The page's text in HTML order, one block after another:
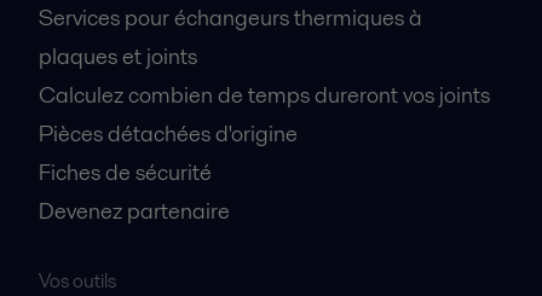
Services pour échangeurs thermiques à
plaques et joints
Calculez combien de temps dureront vos joints
Pièces détachées d'origine
Fiches de sécurité
Devenez partenaire
Vos outils